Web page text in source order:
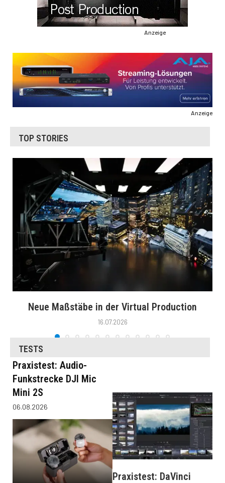
Anzeige
Anzeige
TOP STORIES
Neue Maßstäbe in der Virtual Production
16.07.2026
TESTS
Praxistest: Audio-
Funkstrecke DJI Mic
Mini 2S
06.08.2026
Praxistest: DaVinci